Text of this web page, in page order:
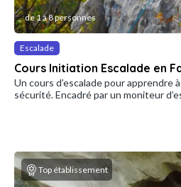
de 1 à 8 personnes
Escalade
Cours Initiation Escalade en
Un cours d’escalade pour apprendre
sécurité. Encadré par un moniteur
Top établissement